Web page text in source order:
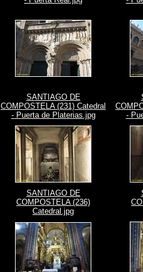
SANTIAGO DE
COMPOSTELA (231) Catedral
- Puerta de Platerias.jpg
-
SANTIAGO DE
COMPOSTELA (236)
Catedral.jpg